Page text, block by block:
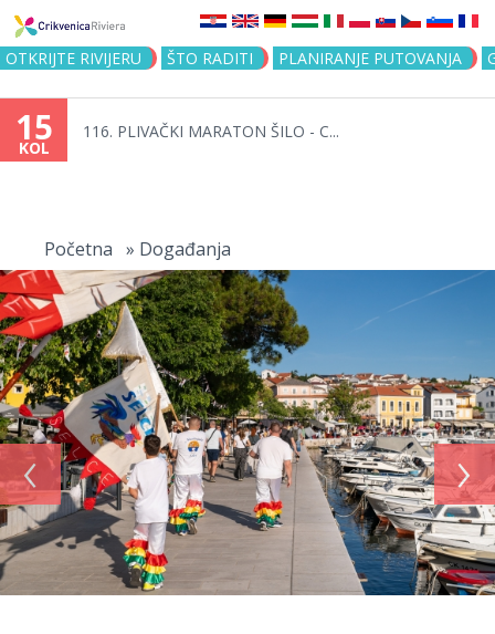
Jump to navigation
OTKRIJTE RIVIJERU ŠTO RADITI PLANIRANJE PUTOVANJA
15
KOL
116. PLIVAČKI MARATON ŠILO - C...
ovdje
Početna » Događanja
‹ ›